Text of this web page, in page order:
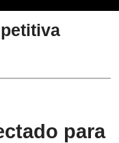
para